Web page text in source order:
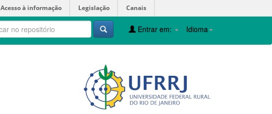
Acesso à informação Legislação Canais
Idioma
Entrar em: